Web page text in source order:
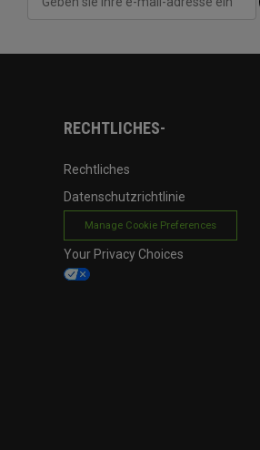
RECHTLICHES-
Rechtliches
Datenschutzrichtlinie
Manage Cookie Preferences
Your Privacy Choices